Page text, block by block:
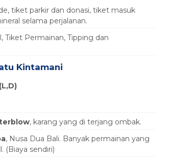
tiket parkir dan donasi, tiket masuk
selama perjalanan.
Tiket Permainan, Tipping dan
Kintamani
(L,D)
, karang yang di terjang ombak.
, Nusa Dua Bali. Banyak permainan yang
(Biaya sendiri)